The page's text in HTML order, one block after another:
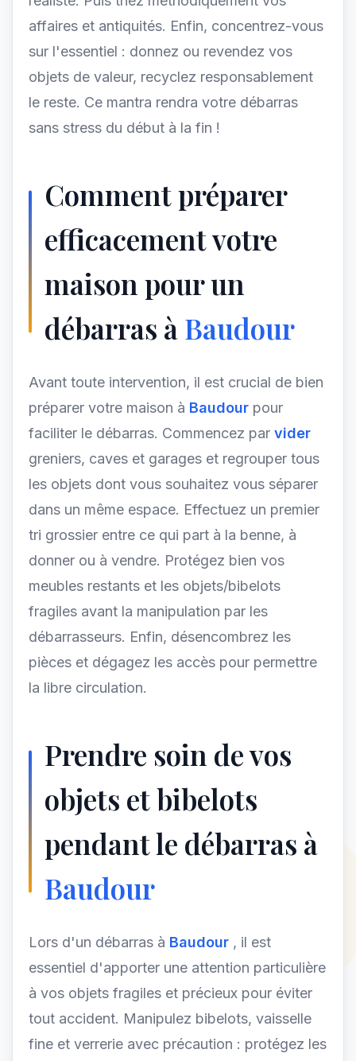
affaires et antiquités. Enfin, concentrez-vous
sur l'essentiel : donnez ou revendez vos
objets de valeur, recyclez responsablement
le reste. Ce mantra rendra votre débarras
sans stress du début à la fin !
Comment préparer
efficacement votre
maison pour un
débarras àBaudour
Avant toute intervention, il est crucial de bien
préparer votre maison à Baudour pour
faciliter le débarras. Commencez par vider
greniers, caves et garages et regrouper tous
les objets dont vous souhaitez vous séparer
dans un même espace. Effectuez un premier
tri grossier entre ce qui part à la benne, à
donner ou à vendre. Protégez bien vos
meubles restants et les objets/bibelots
fragiles avant la manipulation par les
débarrasseurs. Enfin, désencombrez les
pièces et dégagez les accès pour permettre
la libre circulation.
Prendre soin de vos
objets et bibelots
pendant le débarras à
Baudour
Lors d'un débarras à Baudour , il est
essentiel d'apporter une attention particulière
à vos objets fragiles et précieux pour éviter
tout accident. Manipulez bibelots, vaisselle
fine et verrerie avec précaution : protégez les